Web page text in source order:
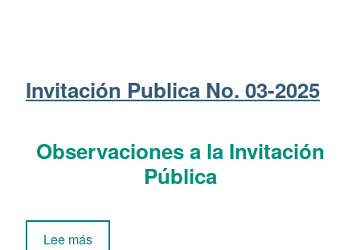
Invitación Publica No. 03-2025
Observaciones a la Invitación
Pública
Lee mássobre Invitación Publica No. 03-2025